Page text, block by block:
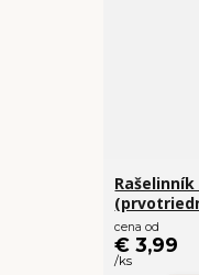
cena od
€ 3,99
/ks